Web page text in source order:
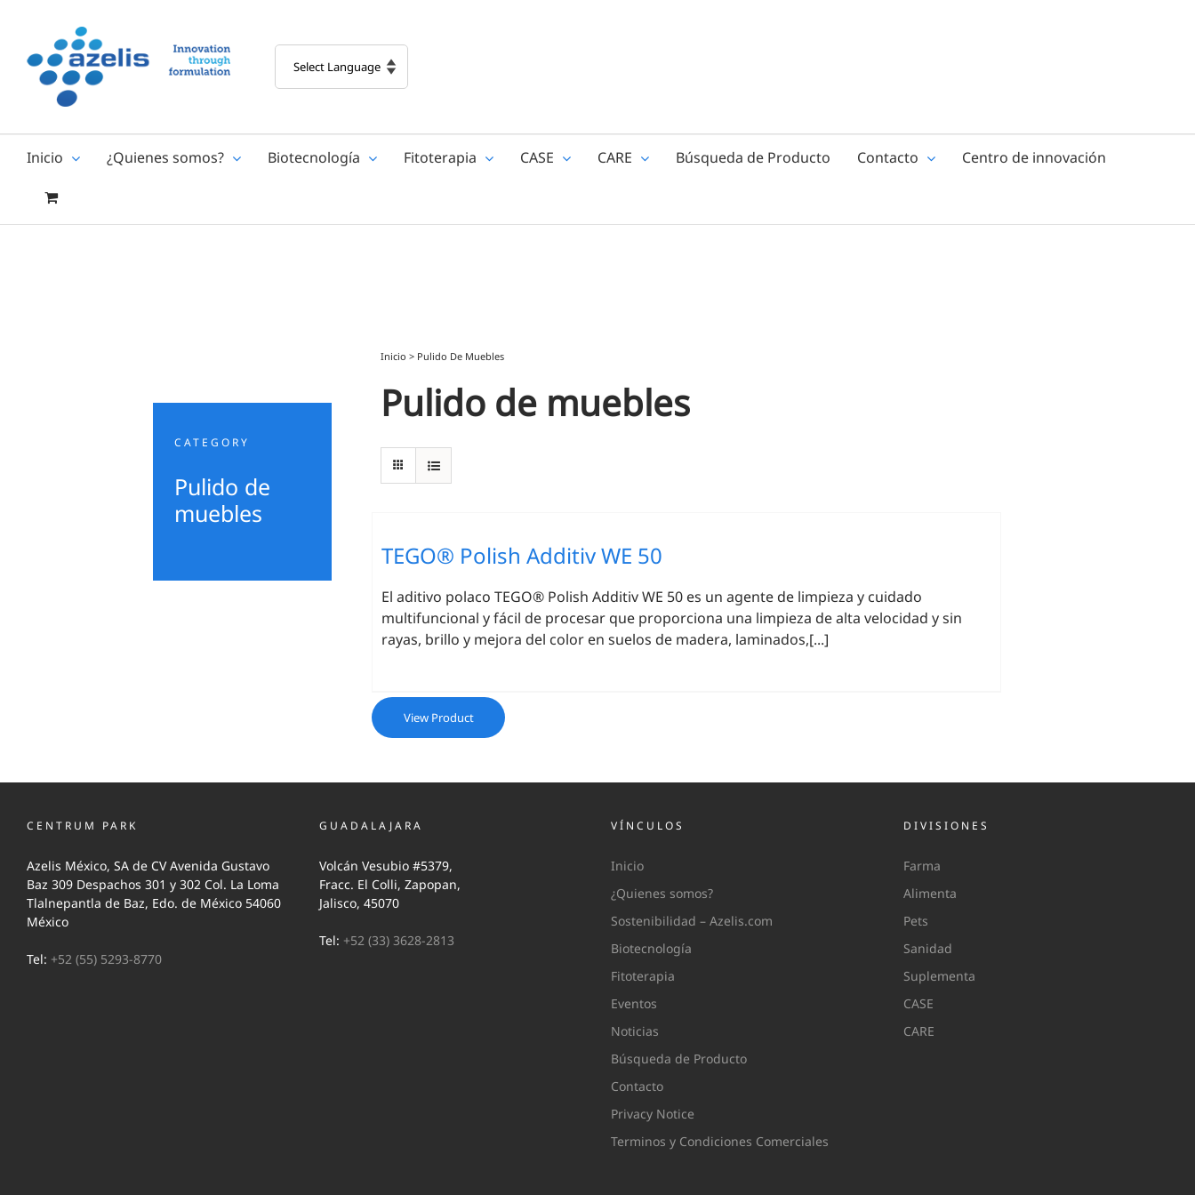
content
Inicio ¿Quienes somos? Biotecnología Fitoterapia CASE CARE Búsqueda de Producto Contacto Centro de innovación
CATEGORY
Pulido de
muebles
Inicio > Pulido De Muebles
Pulido de muebles
TEGO® Polish Additiv WE 50
El aditivo polaco TEGO® Polish Additiv WE 50 es un agente de limpieza y cuidado
multifuncional y fácil de procesar que proporciona una limpieza de alta velocidad y sin
rayas, brillo y mejora del color en suelos de madera, laminados,[...]
View Product
CENTRUM PARK
Azelis México, SA de CV Avenida Gustavo
Baz 309 Despachos 301 y 302 Col. La Loma
Tlalnepantla de Baz, Edo. de México 54060
México
Tel: +52 (55) 5293-8770
GUADALAJARA
Volcán Vesubio #5379,
Fracc. El Colli, Zapopan,
Jalisco, 45070
Tel: +52 (33) 3628-2813
VÍNCULOS
Inicio
¿Quienes somos?
Sostenibilidad – Azelis.com
Biotecnología
Fitoterapia
Eventos
Noticias
Búsqueda de Producto
Contacto
Privacy Notice
Terminos y Condiciones Comerciales
DIVISIONES
Farma
Alimenta
Pets
Sanidad
Suplementa
CASE
CARE